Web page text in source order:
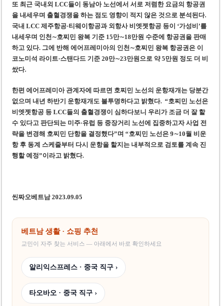
또 최근 국내외 LCC들이 동남아 노선에서 서로 저렴한 요금의 항공권
을 내세우며 출혈경쟁을 하는 점도 영향이 적지 않은 것으로 분석된다.
국내 LCC 제주항공·티웨이항공과 외항사 비엣젯항공 등이 ‘가성비’를
내세우며 인천∼호찌 민 왕복 기준 15만∼18만원 수준에 항공권을 판매
하고 있다. 그에 반해 에어프레미아의 인천∼호찌 민 왕복 항공권은 이
코노미석 라이트·스탠다드 기준 20만∼23만원으로 약 5만원 정도 더 비
쌌다.
한편 에어프레미아 관계자에 따르면 호찌민 노선의 운항재개는 당분간
없으며 내년 하반기 운항재개도 불투명하다고 밝혔다. “호찌민 노선은
비엣젯항공 등 LCC들의 출혈경쟁이 심하다보니 우리가 조금 더 잘 할
수 있다고 판단되는 미주·유럽 등 중장거리 노선에 집중하고자 사업 전
략을 변경해 호찌민 단항을 결정했다”며 “호찌민 노선은 9∼10월 비운
항 후 동계 스케줄부터 다시 운항을 할지는 내부적으로 검토를 계속 진
행할 예정”이라고 밝혔다.
씬짜오베트남 2023.09.05
베트남 생활 · 쇼핑 추천
교민이 자주 찾는 서비스 — 아래에서 바로 확인하세요
알리익스프레스 · 중국 직구 ›
타오바오 · 중국 직구 ›